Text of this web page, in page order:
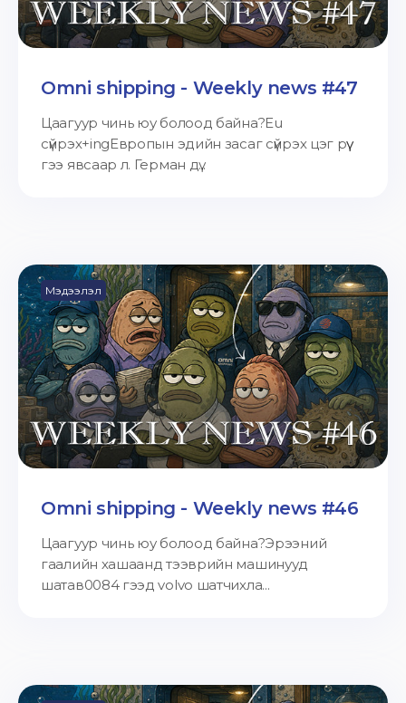
Omni shipping - Weekly news #47
Цаагуур чинь юу болоод байна?Eu
сүйрэх+ingЕвропын эдийн засаг сүйрэх цэг рүү
гээ явсаар л. Герман дү...
Мэдээлэл
Omni shipping - Weekly news #46
Цаагуур чинь юу болоод байна?Эрээний
гаалийн хашаанд тээврийн машинууд
шатав0084 гээд volvo шатчихла...